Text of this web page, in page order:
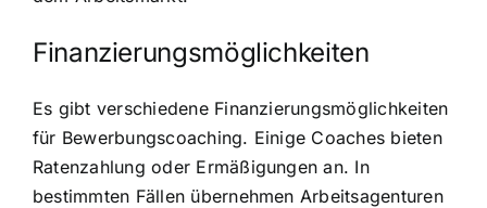
Finanzierungsmöglichkeiten
Es gibt verschiedene Finanzierungsmöglichkeiten
für Bewerbungscoaching. Einige Coaches bieten
Ratenzahlung oder Ermäßigungen an. In
bestimmten Fällen übernehmen Arbeitsagenturen